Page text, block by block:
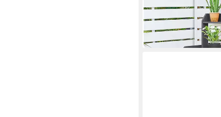
& Schublade
UVP189,99 €
-49%
in 3-4 Werktagen bei dir